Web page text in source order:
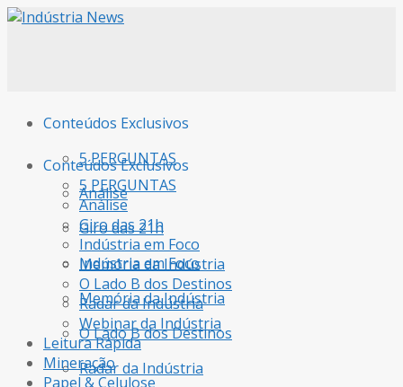
Conteúdos Exclusivos
5 PERGUNTAS
Análise
Giro das 21h
Indústria em Foco
Memória da Indústria
O Lado B dos Destinos
Radar da Indústria
Conteúdos Exclusivos
5 PERGUNTAS
Análise
Giro das 21h
Indústria em Foco
Memória da Indústria
O Lado B dos Destinos
Radar da Indústria
Webinar da Indústria
Leitura Rápida
Mineração
Papel & Celulose